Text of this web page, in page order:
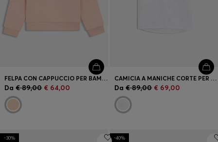
FELPA CON CAPPUCCIO PER BAMBINI IN PILE DI MISTO COTONE CON LOGO STAMPATO
Da € 89,00 € 64,00
CAMICIA A MANICHE CORTE PER BAMBINI BOSS CON MONOGRAMMI DOUBLE B
Da € 89,00 € 69,00
-30% -40%